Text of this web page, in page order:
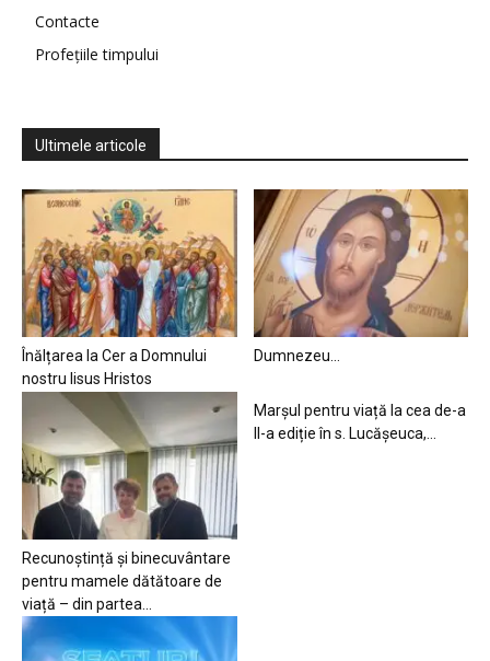
Contacte
Profețiile timpului
Ultimele articole
Înălțarea la Cer a Domnului
nostru Iisus Hristos
Dumnezeu…
Recunoștință și binecuvântare
pentru mamele dătătoare de
viață – din partea...
Marșul pentru viață la cea de-a
II-a ediție în s. Lucășeuca,...